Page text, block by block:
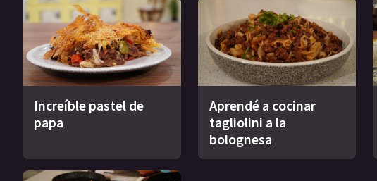
Increíble pastel de
papa
Aprendé a cocinar
tagliolini a la
bolognesa